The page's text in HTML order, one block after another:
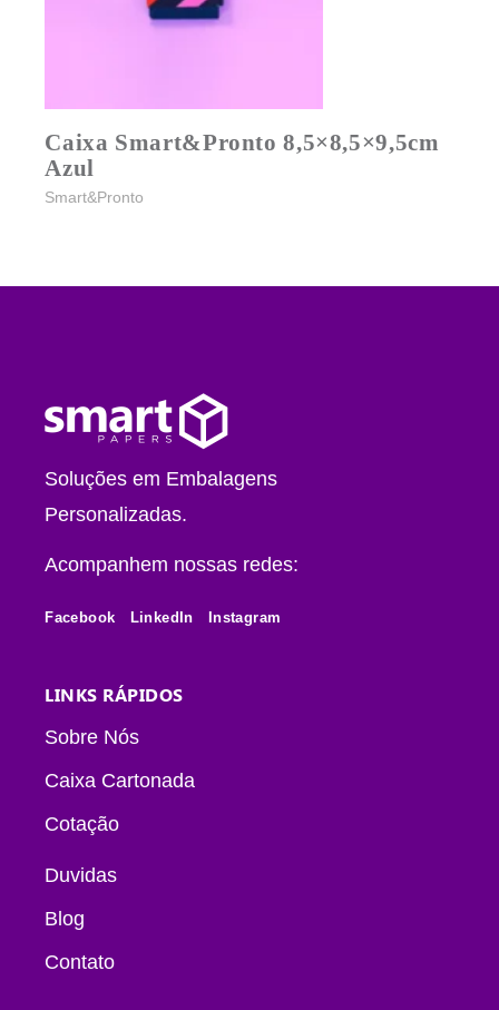
Caixa Smart&Pronto 8,5×8,5×9,5cm
Azul
Smart&Pronto
Soluções em Embalagens
Personalizadas.
Acompanhem nossas redes:
Facebook LinkedIn Instagram
LINKS RÁPIDOS
Sobre Nós
Caixa Cartonada
Cotação
Duvidas
Blog
Contato